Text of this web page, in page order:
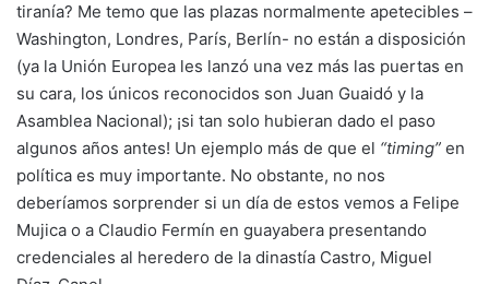
tiranía? Me temo que las plazas normalmente apetecibles –
Washington, Londres, París, Berlín- no están a disposición
(ya la Unión Europea les lanzó una vez más las puertas en
su cara, los únicos reconocidos son Juan Guaidó y la
Asamblea Nacional); ¡si tan solo hubieran dado el paso
algunos años antes! Un ejemplo más de que el “timing” en
política es muy importante. No obstante, no nos
deberíamos sorprender si un día de estos vemos a Felipe
Mujica o a Claudio Fermín en guayabera presentando
credenciales al heredero de la dinastía Castro, Miguel